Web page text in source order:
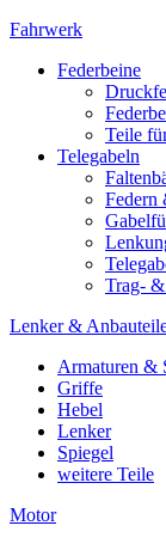
Fahrwerk
Federbeine
Teile
Telegabeln
Federn
Trag-
Lenker &
Armaturen &
Griffe
Hebel
Lenker
Spiegel
weitere Teile
Motor